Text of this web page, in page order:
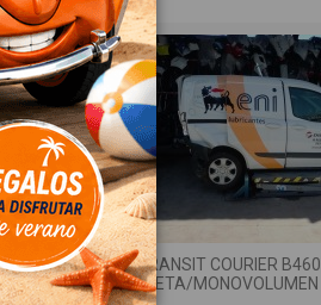
FORD TRANSIT COURIER B460
FURGONETA/MONOVOLUMEN